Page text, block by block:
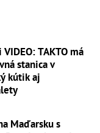
TAKTO má
stanica v
kútik aj
Maďarsku s